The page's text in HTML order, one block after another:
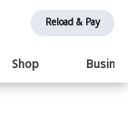
Reload & Pay
Shop